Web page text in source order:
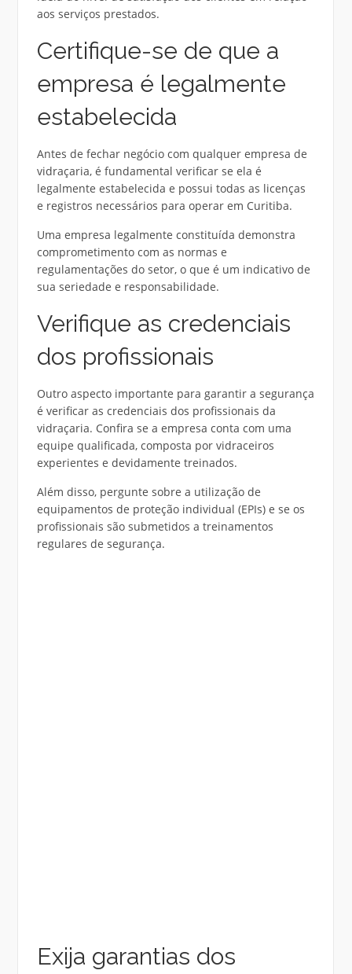
aos serviços prestados.
Certifique-se de que a
empresa é legalmente
estabelecida
Antes de fechar negócio com qualquer empresa de
vidraçaria, é fundamental verificar se ela é
legalmente estabelecida e possui todas as licenças
e registros necessários para operar em Curitiba.
Uma empresa legalmente constituída demonstra
comprometimento com as normas e
regulamentações do setor, o que é um indicativo de
sua seriedade e responsabilidade.
Verifique as credenciais
dos profissionais
Outro aspecto importante para garantir a segurança
é verificar as credenciais dos profissionais da
vidraçaria. Confira se a empresa conta com uma
equipe qualificada, composta por vidraceiros
experientes e devidamente treinados.
Além disso, pergunte sobre a utilização de
equipamentos de proteção individual (EPIs) e se os
profissionais são submetidos a treinamentos
regulares de segurança.
Exija garantias dos